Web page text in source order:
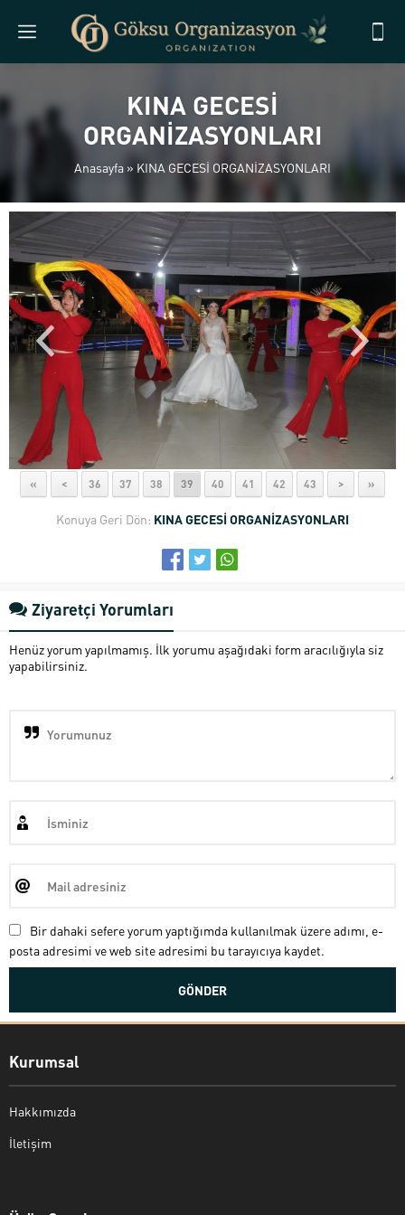
KINA GECESİ
ORGANİZASYONLARI
Anasayfa » KINA GECESİ ORGANİZASYONLARI
« < 36 37 38 39 40 41 42 43 > »
Konuya Geri Dön: KINA GECESİ ORGANİZASYONLARI
Ziyaretçi Yorumları
Henüz yorum yapılmamış. İlk yorumu aşağıdaki form aracılığıyla siz
yapabilirsiniz.
Bir dahaki sefere yorum yaptığımda kullanılmak üzere adımı, e-
posta adresimi ve web site adresimi bu tarayıcıya kaydet.
Kurumsal
Hakkımızda
İletişim